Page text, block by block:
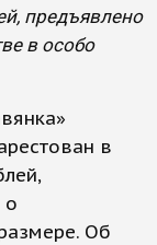
предъявлено
в особо
в
о
Об